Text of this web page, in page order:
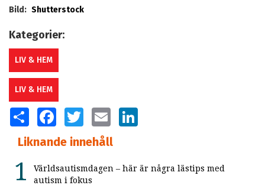
Bild: Shutterstock
Kategorier:
LIV & HEM
LIV & HEM
SHARE FACEBOOKTWITTER EMAIL
Liknande innehåll
Världsautismdagen – här är några lästips med
autism i fokus